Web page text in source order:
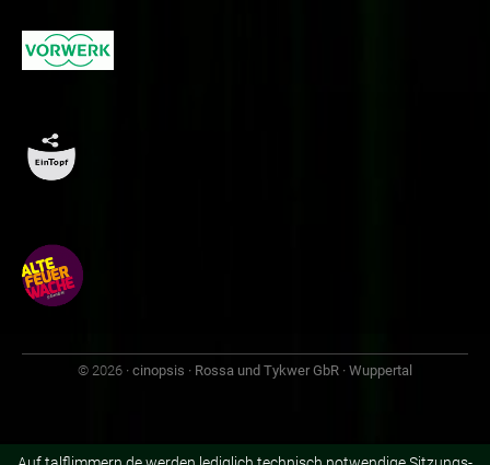
© 2026 · cinopsis · Rossa und Tykwer GbR · Wuppertal